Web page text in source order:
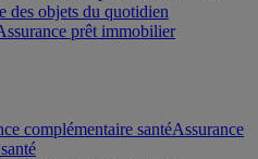
des objets du quotidien
complémentaire santéAssurance